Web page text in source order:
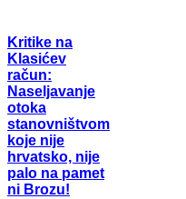
Kritike na
Klasićev
račun:
Naseljavanje
otoka
stanovništvom
koje nije
hrvatsko, nije
palo na pamet
ni Brozu!